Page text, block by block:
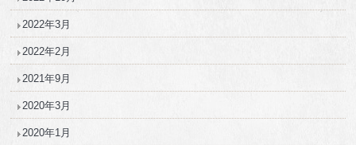
2022年3月
2022年2月
2021年9月
2020年3月
2020年1月